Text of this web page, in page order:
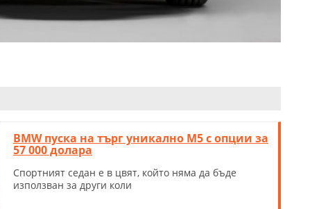
BMW пуска на търг уникално M5 с опции за
57 000 долара
Спортният седан е в цвят, който няма да бъде
използван за други коли